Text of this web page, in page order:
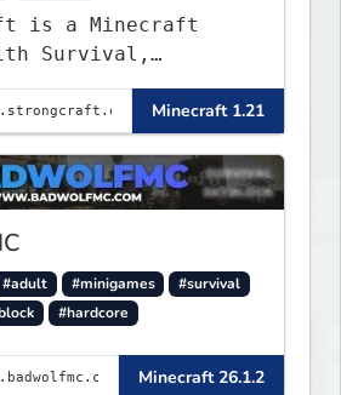
is a Minecraft
Survival,
Skyblock, Prison,
LifeSteal, Events,
Pick a server and
Minecraft 1.21
#adult #minigames
#survival
#hardcore
Minecraft 26.1.2